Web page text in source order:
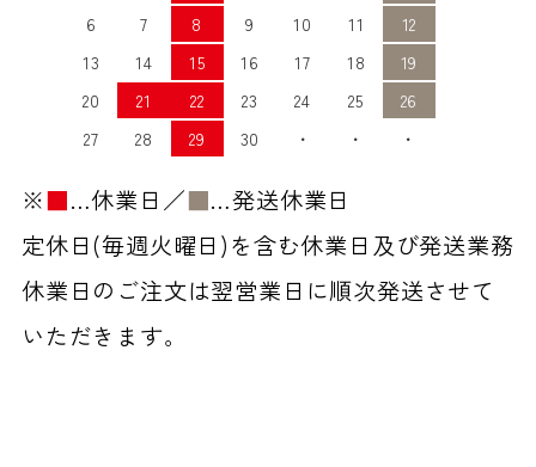
6
7 8 9 10 11
12
13
14 15 16 17 18
19
20
21 22 23 24 25
26
27
28 29 30 ・ ・ ・
※■…休業日／■…発送休業日
定休日(毎週火曜日)を含む休業日及び発送業務
休業日のご注文は翌営業日に順次発送させて
いただきます。